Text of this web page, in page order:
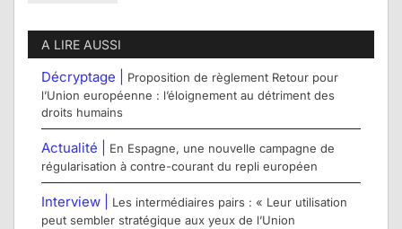
A LIRE AUSSI
Décryptage |
Proposition de règlement Retour pour
l’Union européenne : l’éloignement au détriment des
droits humains
Actualité |
En Espagne, une nouvelle campagne de
régularisation à contre-courant du repli européen
Interview |
Les intermédiaires pairs : « Leur utilisation
peut sembler stratégique aux yeux de l’Union